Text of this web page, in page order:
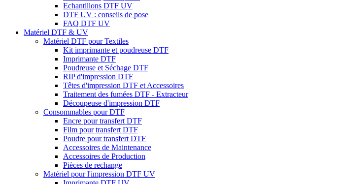
Echantillons DTF UV
DTF UV : conseils de pose
FAQ DTF UV
Matériel DTF & UV
Matériel DTF pour Textiles
Kit imprimante et poudreuse DTF
Imprimante DTF
Poudreuse et Séchage DTF
RIP d'impression DTF
Têtes d'impression DTF et Accessoires
Traitement des fumées DTF - Extracteur
Découpeuse d'impression DTF
Consommables pour DTF
Encre pour transfert DTF
Film pour transfert DTF
Poudre pour transfert DTF
Accessoires de Maintenance
Accessoires de Production
Pièces de rechange
Matériel pour l'impression DTF UV